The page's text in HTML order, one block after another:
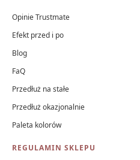
Opinie Trustmate
Efekt przed i po
Blog
FaQ
Przedłuż na stałe
Przedłuż okazjonalnie
Paleta kolorów
REGULAMIN SKLEPU